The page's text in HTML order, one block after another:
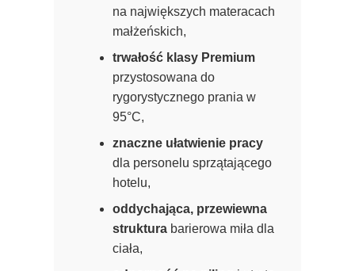
na największych materacach
małżeńskich,
trwałość klasy Premium
przystosowana do
rygorystycznego prania w
95°C,
znaczne ułatwienie pracy
dla personelu sprzątającego
hotelu,
oddychająca, przewiewna
struktura barierowa miła dla
ciała,